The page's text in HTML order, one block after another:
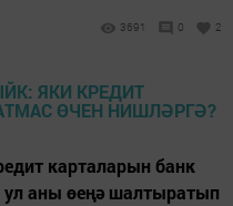
3691 0 2
карталарын банк
ул аны өеңә шалтыратып